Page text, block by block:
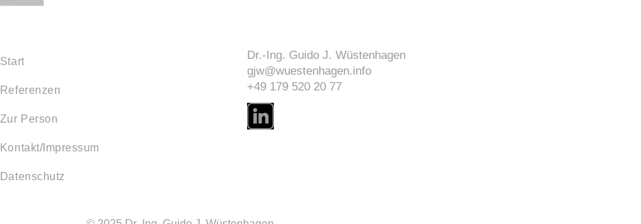
Start
Referenzen
Zur Person
Kontakt/Impressum
Datenschutz
Dr.-Ing. Guido J. Wüstenhagen
gjw@wuestenhagen.info
+49 179 520 20 77